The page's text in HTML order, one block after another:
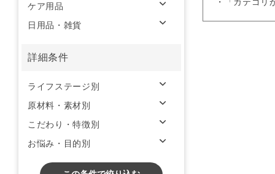
ケア用品
日用品・雑貨
詳細条件
ライフステージ別
原材料・素材別
こだわり・特徴別
お悩み・目的別